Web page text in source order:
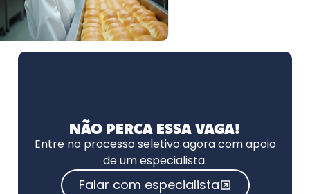
NÃO PERCA ESSA VAGA!
Entre no processo seletivo agora com apoio
de um especialista.
Falar com especialista